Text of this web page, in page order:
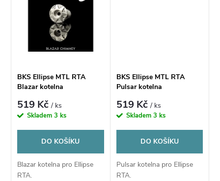
ůů
BKS Ellipse MTL RTA
Blazar kotelna
519 Kč/ ks
Skladem3 ks
DO KOŠÍKU
Blazar kotelna pro Ellipse
RTA.
BKS Ellipse MTL RTA
Pulsar kotelna
519 Kč/ ks
Skladem 3 ks
DO KOŠÍKU
Pulsar kotelna pro Ellipse
RTA.